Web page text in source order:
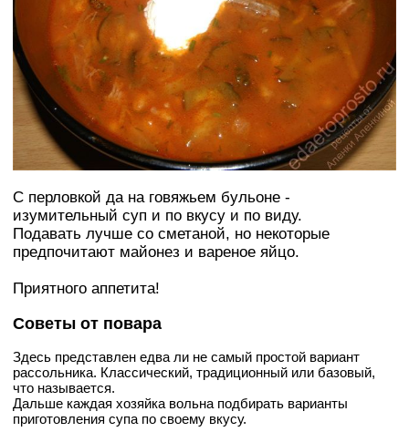
С перловкой да на говяжьем бульоне -
изумительный суп и по вкусу и по виду.
Подавать лучше со сметаной, но некоторые
предпочитают майонез и вареное яйцо.
Приятного аппетита!
Советы от повара
Здесь представлен едва ли не самый простой вариант
рассольника. Классический, традиционный или базовый,
что называется.
Дальше каждая хозяйка вольна подбирать варианты
приготовления супа по своему вкусу.